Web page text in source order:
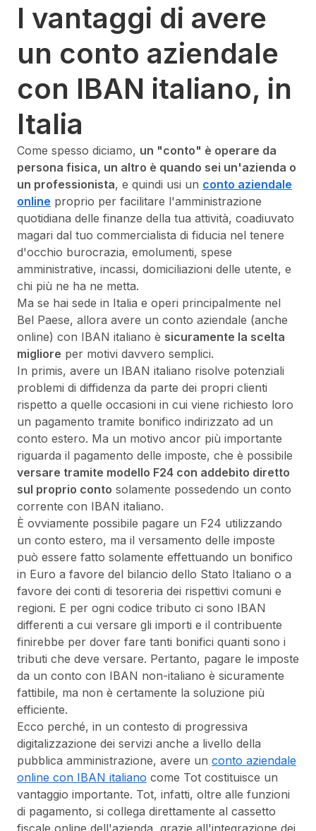
I vantaggi di avere
un conto aziendale
con IBAN italiano, in
Italia
Come spesso diciamo, un "conto" è operare da
persona fisica, un altro è quando sei un'azienda o
un professionista, e quindi usi un conto aziendale
online proprio per facilitare l'amministrazione
quotidiana delle finanze della tua attività, coadiuvato
magari dal tuo commercialista di fiducia nel tenere
d'occhio burocrazia, emolumenti, spese
amministrative, incassi, domiciliazioni delle utente, e
chi più ne ha ne metta.
Ma se hai sede in Italia e operi principalmente nel
Bel Paese, allora avere un conto aziendale (anche
online) con IBAN italiano è sicuramente la scelta
migliore per motivi davvero semplici.
In primis, avere un IBAN italiano risolve potenziali
problemi di diffidenza da parte dei propri clienti
rispetto a quelle occasioni in cui viene richiesto loro
un pagamento tramite bonifico indirizzato ad un
conto estero. Ma un motivo ancor più importante
riguarda il pagamento delle imposte, che è possibile
versare tramite modello F24 con addebito diretto
sul proprio conto solamente possedendo un conto
corrente con IBAN italiano.
È ovviamente possibile pagare un F24 utilizzando
un conto estero, ma il versamento delle imposte
può essere fatto solamente effettuando un bonifico
in Euro a favore del bilancio dello Stato Italiano o a
favore dei conti di tesoreria dei rispettivi comuni e
regioni. E per ogni codice tributo ci sono IBAN
differenti a cui versare gli importi e il contribuente
finirebbe per dover fare tanti bonifici quanti sono i
tributi che deve versare. Pertanto, pagare le imposte
da un conto con IBAN non-italiano è sicuramente
fattibile, ma non è certamente la soluzione più
efficiente.
Ecco perché, in un contesto di progressiva
digitalizzazione dei servizi anche a livello della
pubblica amministrazione, avere un conto aziendale
online con IBAN italiano come Tot costituisce un
vantaggio importante. Tot, infatti, oltre alle funzioni
di pagamento, si collega direttamente al cassetto
fiscale online dell'azienda, grazie all'integrazione dei